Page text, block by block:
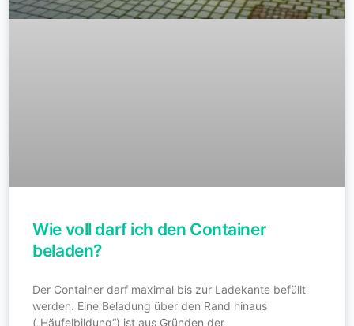
Wie voll darf ich den Container
beladen?
Der Container darf maximal bis zur Ladekante befüllt
werden. Eine Beladung über den Rand hinaus
(„Häufelbildung“) ist aus Gründen der